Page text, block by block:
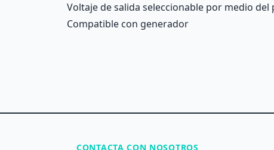
Voltaje de salida seleccionable por medio del
Compatible con generador
CONTACTA CON NOSOTROS